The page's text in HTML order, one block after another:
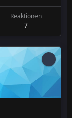
Reaktionen
7